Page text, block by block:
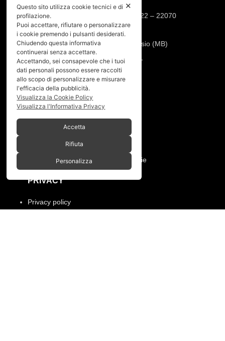
Sede operativa: Via Cesare Cantù, 22 – 22070
Casnate con Bernate (CO)
Sede legale: Via Pio XI, 7 20832 Desio (MB)
Tel:
392.91.23.871 –
347.90.31.191
Mail:info@spacebikes.it
SERVIZIO
Pagamenti e spedizioni
Manutenzione ruote e prodotti
Resi, annullamento ordine e garanzie
PRIVACY
Privacy policy
✕
Questo sito utilizza cookie tecnici e di
profilazione.
Puoi accettare, rifiutare o personalizzare
i cookie premendo i pulsanti desiderati.
Chiudendo questa informativa
continuerai senza accettare.
Accettando, sei consapevole che i tuoi
dati personali possono essere raccolti
allo scopo di personalizzare e misurare
l'efficacia della pubblicità.
Visualizza la Cookie Policy
Visualizza l'Informativa Privacy
Accetta
Rifiuta
Personalizza